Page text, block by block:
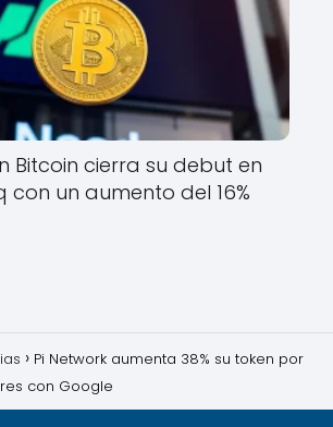
Bitcoin cierra su debut en
con un aumento del 16%
Pi Network aumenta 38% su token por
con Google